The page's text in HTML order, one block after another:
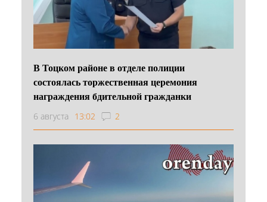
В Тоцком районе в отделе полиции
состоялась торжественная церемония
награждения бдительной гражданки
6 августа 13:02 2